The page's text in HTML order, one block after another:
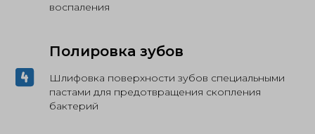
воспаления
Полировка зубов
Шлифовка поверхности зубов специальными
пастами для предотвращения скопления
бактерий